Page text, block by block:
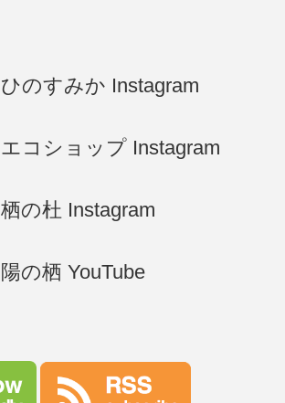
ひのすみか Instagram
エコショップ Instagram
栖の杜 Instagram
陽の栖 YouTube